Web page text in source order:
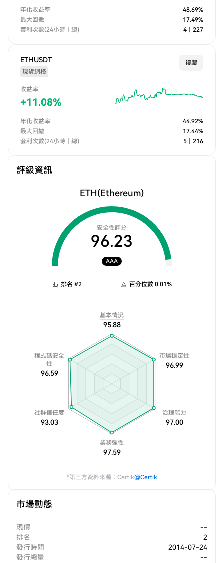
年化收益率 48.69%
最大回撤
17.49%
套利次數(24小時｜總)
4 227
ETHUSDT
現貨網格
複製
收益率
+11.08%
年化收益率 44.92%
最大回撤
17.44%
套利次數(24小時｜總)
5 216
評級資訊
ETH(Ethereum)
安全性評分
96.23
AAA
排名 #2 百分位數 0.01%
基本情況
95.88
程式碼安全
性
96.59
社群信任度
93.03
業務彈性
97.59
治理能力
97.00
市場穩定性
96.99
*第三方資料來源：Certik@Certik
市場動態
現價
--
排名
2
發行時間
2014-07-24
發行總量
--